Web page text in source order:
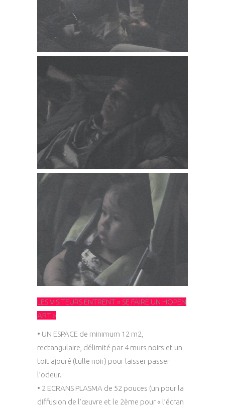
LES VISITEURS ENTRENT « SE FAIRE UN HOPEN
ART »
• UN ESPACE de minimum 12 m2,
rectangulaire, délimité par 4 murs noirs et un
toit ajouré (tulle noir) pour laisser passer
l’odeur.
• 2 ECRANS PLASMA de 52 pouces (un pour la
diffusion de l’œuvre et le 2ème pour « l’écran